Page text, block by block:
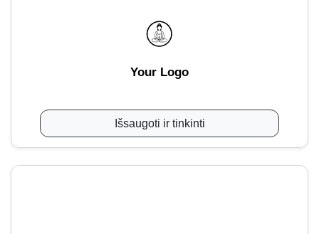
Your Logo
Išsaugoti ir tinkinti